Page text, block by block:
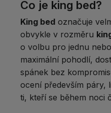
Co je king bed?
King bed označuje
obvykle v rozměru
o volbu pro jednu
maximální pohodlí,
spánek bez
ocení především páry,
ti, kteří se během noci